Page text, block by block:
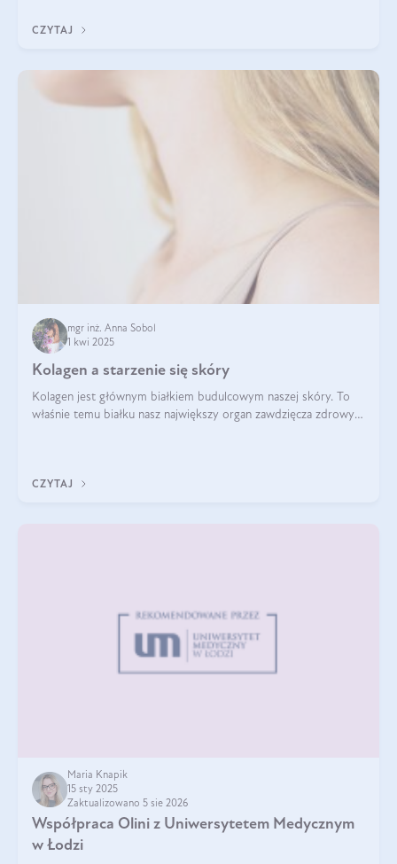
CZYTAJ
mgr inż. Anna Sobol
1 kwi 2025
Kolagen a starzenie się skóry
Kolagen jest głównym białkiem budulcowym naszej skóry. To
właśnie temu białku nasz największy organ zawdzięcza zdrowy
CZYTAJ
Maria Knapik
15 sty 2025
Zaktualizowano 5 sie 2026
Współpraca Olini z Uniwersytetem Medycznym
w Łodzi